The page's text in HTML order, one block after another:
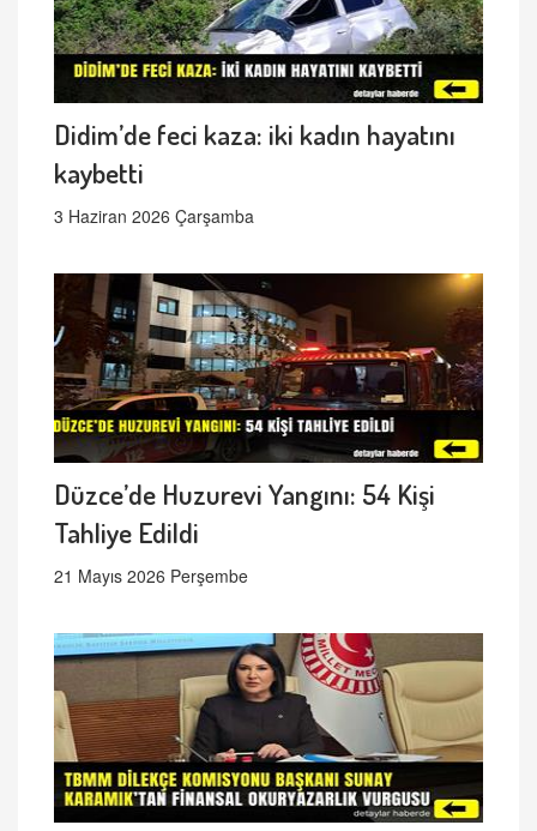
Didim’de feci kaza: iki kadın hayatını
kaybetti
3 Haziran 2026 Çarşamba
Düzce’de Huzurevi Yangını: 54 Kişi
Tahliye Edildi
21 Mayıs 2026 Perşembe